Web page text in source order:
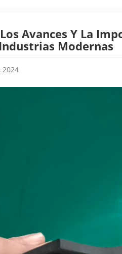
Avances Y La
Modernas
2024